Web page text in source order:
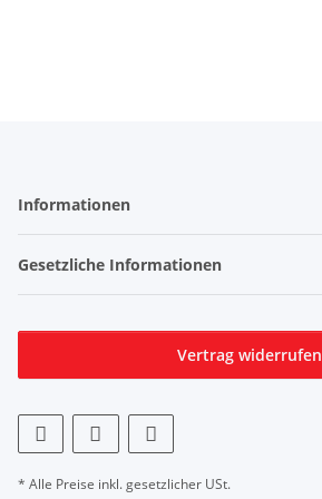
Informationen
Gesetzliche Informationen
Vertrag widerrufen
* Alle Preise inkl. gesetzlicher USt.